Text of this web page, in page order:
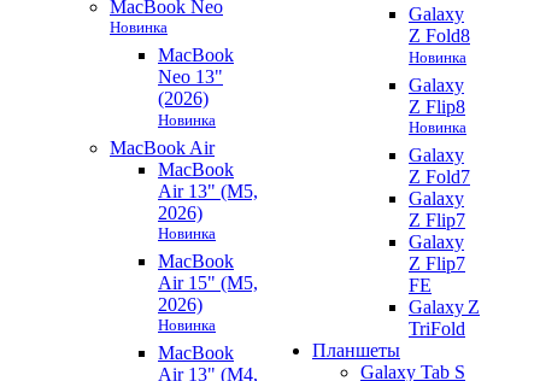
MacBook Neo
Новинка
MacBook
Neo 13"
(2026)
Новинка
MacBook Air
MacBook
Air 13" (M5,
2026)
Новинка
MacBook
Air 15" (M5,
2026)
Новинка
MacBook
Air 13" (M4,
Galaxy
Z Fold8
Новинка
Galaxy
Z Flip8
Новинка
Galaxy
Z Fold7
Galaxy
Z Flip7
Galaxy
Z Flip7
FE
Galaxy Z
TriFold
Планшеты
Galaxy Tab S